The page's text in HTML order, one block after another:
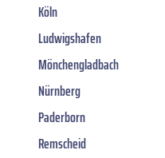
Köln
Ludwigshafen
Mönchengladbach
Nürnberg
Paderborn
Remscheid